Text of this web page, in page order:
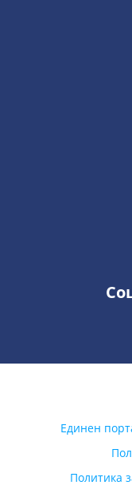
Единен
Политика